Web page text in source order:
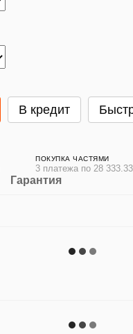
В кредит
ПОКУПКА ЧАСТЯМИ
3 платежа по 28
Гарантия